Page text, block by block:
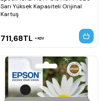
Sarı Yüksek Kapasiteli Orijinal
Kartuş
711,68TL KDV